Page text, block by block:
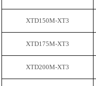
XTD150M-XT3
XTD175M-XT3
XTD200M-XT3